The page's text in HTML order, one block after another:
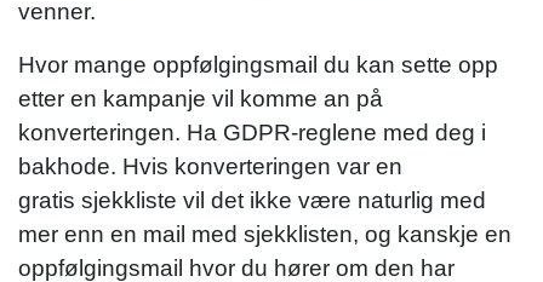
venner.
Hvor mange oppfølgingsmail du kan sette opp
etter en kampanje vil komme an på
konverteringen. Ha GDPR-reglene med deg i
bakhode. Hvis konverteringen var en
gratis sjekkliste vil det ikke være naturlig med
mer enn en mail med sjekklisten, og kanskje en
oppfølgingsmail hvor du hører om den har